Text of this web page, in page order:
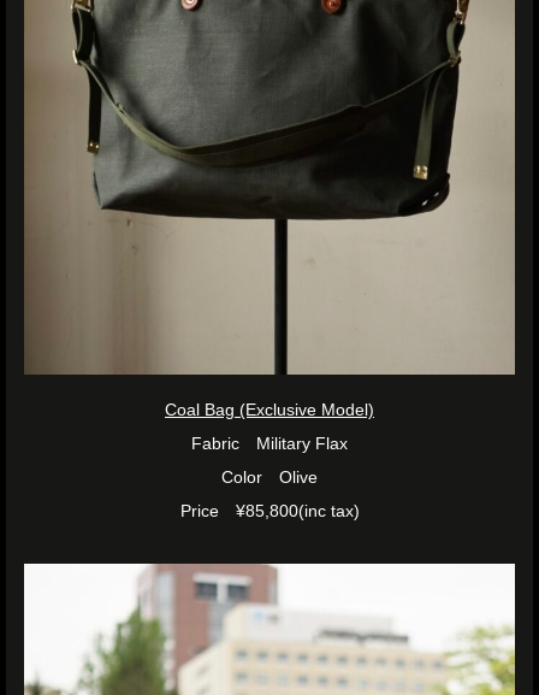
Coal Bag (Exclusive Model)
Fabric Military Flax
Color Olive
Price ¥85,800(inc tax)